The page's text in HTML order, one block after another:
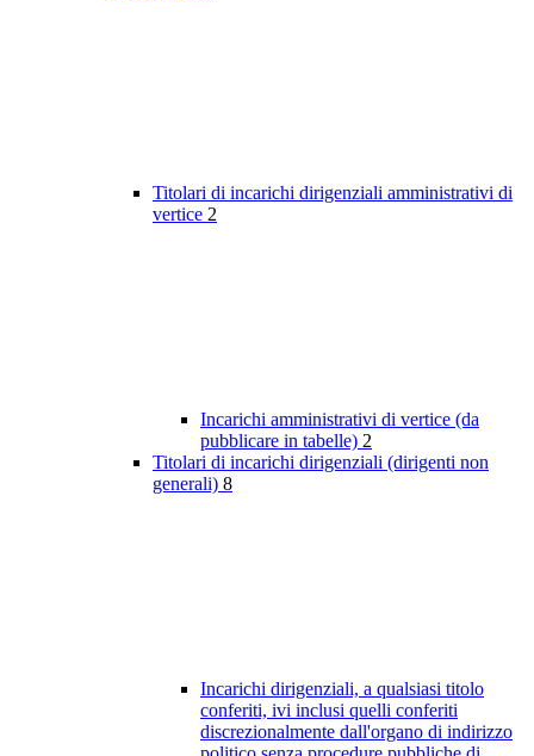
Titolari di incarichi dirigenziali amministrativi di
vertice 2
Incarichi amministrativi di vertice (da
pubblicare in tabelle) 2
Titolari di incarichi dirigenziali (dirigenti non
generali) 8
Incarichi dirigenziali, a qualsiasi titolo
conferiti, ivi inclusi quelli conferiti
discrezionalmente dall'organo di indirizzo